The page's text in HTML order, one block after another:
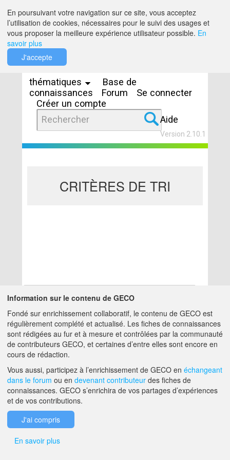
thématiques
Base de
connaissances
Forum
Se connecter
Créer un compte
Aide
Version 2.10.1
CRITÈRES DE TRI
Aucun résultat
A PROPOS DE GECO AIDE
F.A.Q. NOUS CONTACTER
En poursuivant votre navigation sur ce site, vous acceptez
l’utilisation de cookies, nécessaires pour le suivi des usages et
vous proposer la meilleure expérience utilisateur possible. En
savoir plus
J'accepte
Information sur le contenu de GECO
Fondé sur enrichissement collaboratif, le contenu de GECO est
régulièrement complété et actualisé. Les fiches de connaissances
sont rédigées au fur et à mesure et contrôlées par la communauté
de contributeurs GECO, et certaines d’entre elles sont encore en
cours de rédaction.
Vous aussi, participez à l’enrichissement de GECO en échangeant
dans le forum ou en devenant contributeur des fiches de
connaissances. GECO s’enrichira de vos partages d’expériences
et de vos contributions.
J'ai compris
En savoir plus